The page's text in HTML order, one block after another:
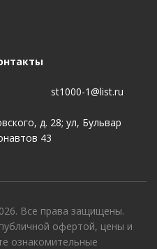
st1000-1@list.ru
д. 28; ул, Бульвар
43
Все права защищены.
офертой, цены и
ознакомительные